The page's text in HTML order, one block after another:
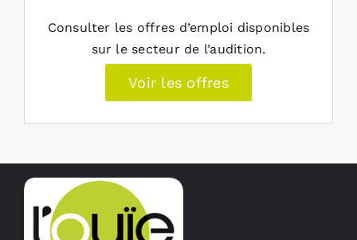
Consulter les offres d’emploi disponibles
sur le secteur de l’audition.
Voir les offres